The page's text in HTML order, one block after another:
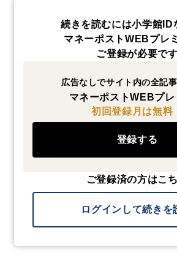
続きを読むには小学館ID
マネーポストWEBプレ
ご登録が必要です
広告なしでサイト内の全記
マネーポストWEBプレ
初回登録月は無料
登録する
ご登録済の方はこ
ログインして続きを